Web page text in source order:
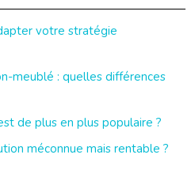
votre stratégie
meublé : quelles différences
de plus en plus populaire ?
méconnue mais rentable ?